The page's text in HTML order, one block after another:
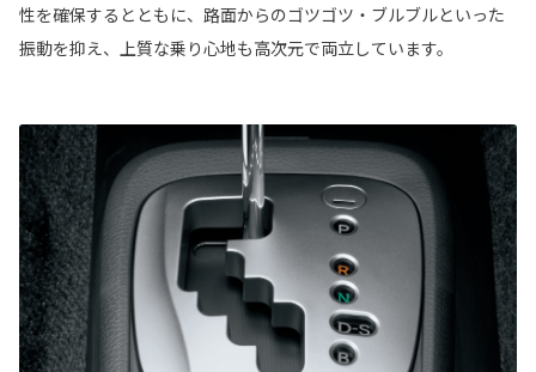
性を確保するとともに、路面からのゴツゴツ・ブルブルといった
振動を抑え、上質な乗り心地も高次元で両立しています。